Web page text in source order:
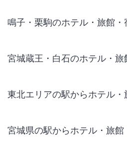
鳴子・栗駒のホテル・旅館・
宮城蔵王・白石のホテル・旅
東北エリアの駅からホテル・
宮城県の駅からホテル・旅館